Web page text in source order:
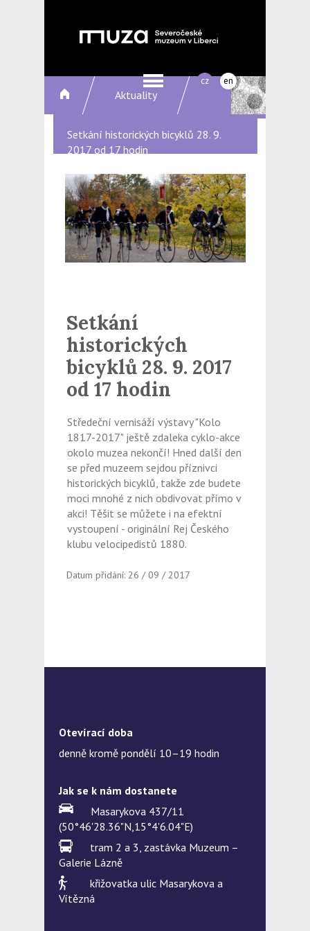
cz en
Aktuality
Setkání historických bicyklů 28. 9.
2017 od 17 hodin
Setkání
historických
bicyklů 28. 9. 2017
od 17 hodin
Středeční vernisáží výstavy "Kolo
1817-2017" ještě zdaleka cyklo-akce
okolo muzea nekončí! Hned další den
se před muzeem sejdou příznivci
historických bicyklů, takže zde budete
moci mnohé z nich obdivovat přímo v
akci! Těšit se můžete i na efektní
vystoupení - originální Rej Českého
klubu velocipedistů 1880.
Datum přidání: 26 / 09 / 2017
Otevírací doba
denně kromě pondělí 10–19 hodin
Jak se k nám dostanete
Masarykova 437/11
(50°46'28.36"N,15°4'6.04"E)
tram 2 a 3, zastávka Muzeum –
Galerie Lázně
křižovatka ulic Masarykova a
Vítězná